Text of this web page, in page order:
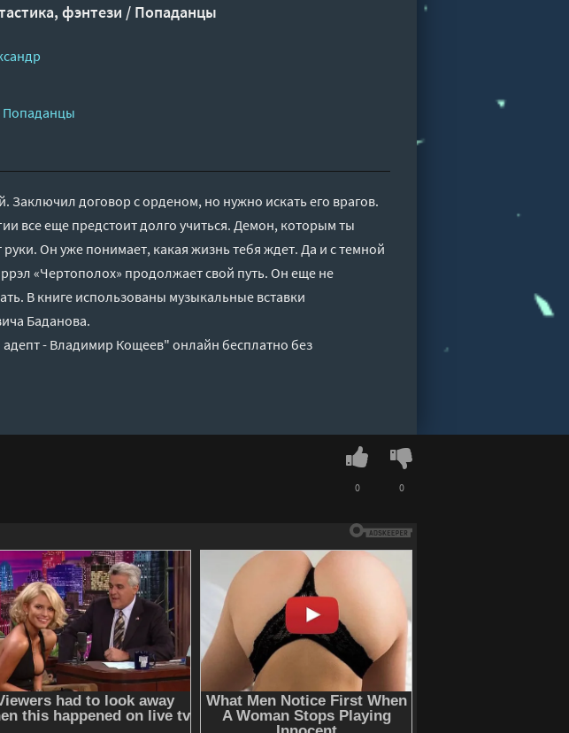
фэнтези / Попаданцы
Попаданцы
договор с орденом, но нужно искать его врагов.
все еще предстоит долго учиться. Демон, которым ты
Он уже понимает, какая жизнь тебя ждет. Да и с темной
«Чертополох» продолжает свой путь. Он еще не
В книге использованы музыкальные вставки
Баданова.
- Владимир Кощеев" онлайн бесплатно без
0 0